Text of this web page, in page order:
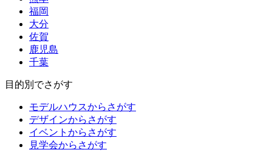
福岡
大分
佐賀
鹿児島
千葉
目的別でさがす
モデルハウスからさがす
デザインからさがす
イベントからさがす
見学会からさがす